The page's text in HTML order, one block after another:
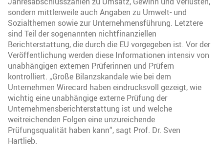
sondern mittlerweile auch Angaben zu Umwelt- und
Sozialthemen sowie zur Unternehmensführung. Letztere
sind Teil der sogenannten nichtfinanziellen
Berichterstattung, die durch die EU vorgegeben ist. Vor der
Veröffentlichung werden diese Informationen intensiv von
unabhängigen externen Prüferinnen und Prüfern
kontrolliert. „Große Bilanzskandale wie bei dem
Unternehmen Wirecard haben eindrucksvoll gezeigt, wie
wichtig eine unabhängige externe Prüfung der
Unternehmensberichterstattung ist und welche
weitreichenden Folgen eine unzureichende
Prüfungsqualität haben kann“, sagt Prof. Dr. Sven
Hartlieb.